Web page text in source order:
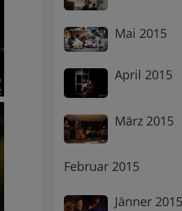
Mai 2015
April 2015
März 2015
Februar 2015
Jänner 2015